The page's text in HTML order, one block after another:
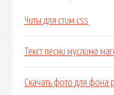
Читы для стим css
Текст песни муслима
Скачать фото для фона